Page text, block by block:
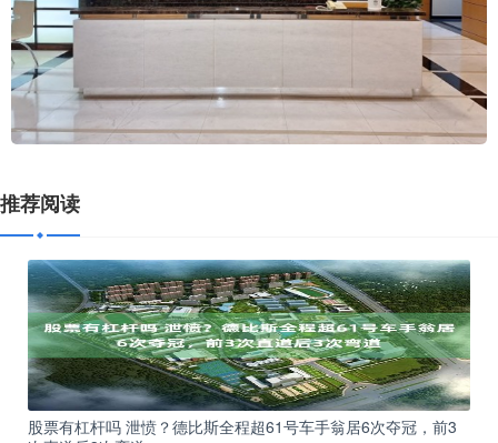
推荐阅读
股票有杠杆吗 泄愤？德比斯全程超61号车手翁居6次夺冠，前3